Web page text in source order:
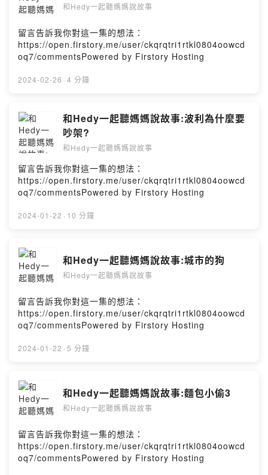
和Hedy一起聽媽媽說故事
留言告訴我你對這一集的想法：
https://open.firstory.me/user/ckqrqtri1rtkl0804oowcd
oq7/commentsPowered by Firstory Hosting
2024-02-26 · 4 分鐘
和Hedy一起聽媽媽說故事:波利為什麼要
吵架?
和Hedy一起聽媽媽說故事
留言告訴我你對這一集的想法：
https://open.firstory.me/user/ckqrqtri1rtkl0804oowcd
oq7/commentsPowered by Firstory Hosting
2024-01-22 · 10 分鐘
和Hedy一起聽媽媽說故事:城市的狗
和Hedy一起聽媽媽說故事
留言告訴我你對這一集的想法：
https://open.firstory.me/user/ckqrqtri1rtkl0804oowcd
oq7/commentsPowered by Firstory Hosting
2024-01-22 · 5 分鐘
和Hedy一起聽媽媽說故事:麵包小偷3
和Hedy一起聽媽媽說故事
留言告訴我你對這一集的想法：
https://open.firstory.me/user/ckqrqtri1rtkl0804oowcd
oq7/commentsPowered by Firstory Hosting